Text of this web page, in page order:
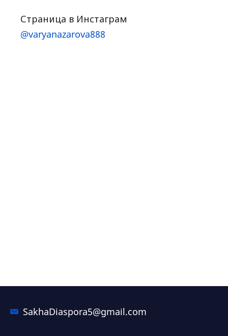
Страница в Инстаграм
@varyanazarova888
SakhaDiaspora5@gmail.com